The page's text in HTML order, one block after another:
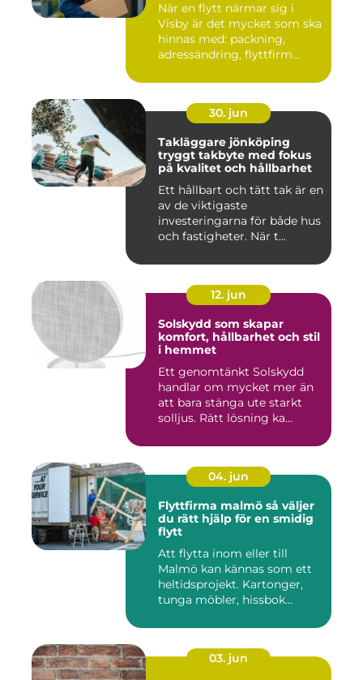
När en flytt närmar sig i
Visby är det mycket som ska
hinnas med: packning,
adressändring, flyttfirm...
30. jun
Takläggare jönköping
tryggt takbyte med fokus
på kvalitet och hållbarhet
Ett hållbart och tätt tak är en
av de viktigaste
investeringarna för både hus
och fastigheter. När t...
12. jun
Solskydd som skapar
komfort, hållbarhet och stil
i hemmet
Ett genomtänkt Solskydd
handlar om mycket mer än
att bara stänga ute starkt
solljus. Rätt lösning ka...
04. jun
Flyttfirma malmö så väljer
du rätt hjälp för en smidig
flytt
Att flytta inom eller till
Malmö kan kännas som ett
heltidsprojekt. Kartonger,
tunga möbler, hissbok...
03. jun